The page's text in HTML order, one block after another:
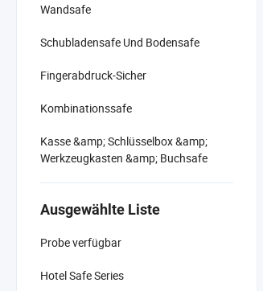
Wandsafe
Schubladensafe Und Bodensafe
Fingerabdruck-Sicher
Kombinationssafe
Kasse &amp; Schlüsselbox &amp;
Werkzeugkasten &amp; Buchsafe
Ausgewählte Liste
Probe verfügbar
Hotel Safe Series